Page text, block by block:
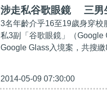
涉走私谷歌眼鏡 三男
3名年齡介乎16至19歲身穿校
私3副「谷歌眼鏡」（
Google Glass入境案，共搜
2014-05-09 07:30:00